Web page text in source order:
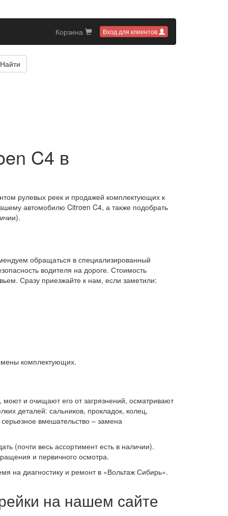
Вход для клиентов
Корзина
Найти
C4 в
рулевых реек и продажей комплектующих к
автомобилю Citroen C4, а также подобрать
обращаться в специализированный
водителя на дороге. Стоимость
Сразу приезжайте к нам, если заметили:
комплектующих.
и очищают его от загрязнений, осматривают
деталей: сальников, прокладок, колец,
вмешательство – замена
(почти весь ассортимент есть в наличии).
и первичного осмотра.
на диагностику и ремонт в «Вольтаж Сибирь».
на нашем сайте